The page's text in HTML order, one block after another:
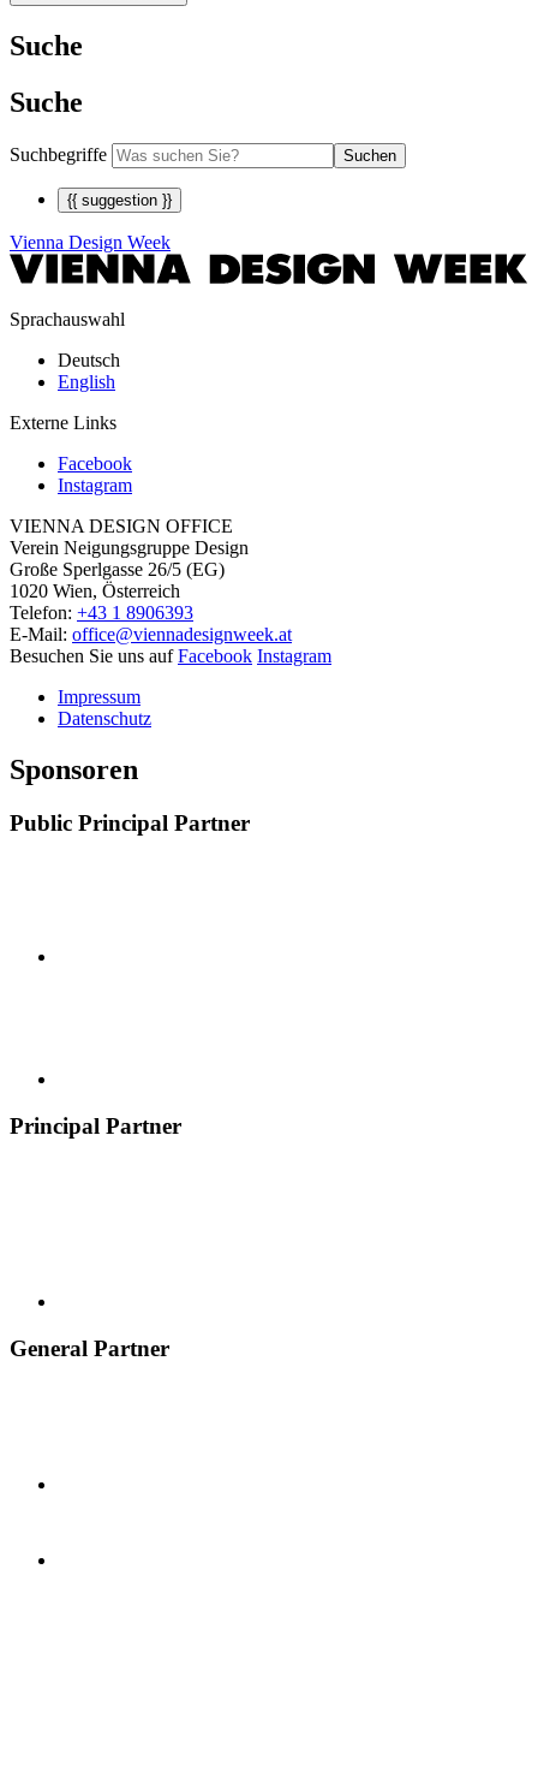
Suche
Suche
Suchbegriffe Suchen
{{ suggestion }}
Vienna Design Week
Sprachauswahl
Deutsch
English
Externe Links
Facebook
Instagram
VIENNA DESIGN OFFICE
Verein Neigungsgruppe Design
Große Sperlgasse 26/5 (EG)
1020 Wien, Österreich
Telefon: +43 1 8906393
E-Mail: office@viennadesignweek.at
Besuchen Sie uns aufFacebook Instagram
Impressum
Datenschutz
Sponsoren
Public Principal Partner
Principal Partner
General Partner